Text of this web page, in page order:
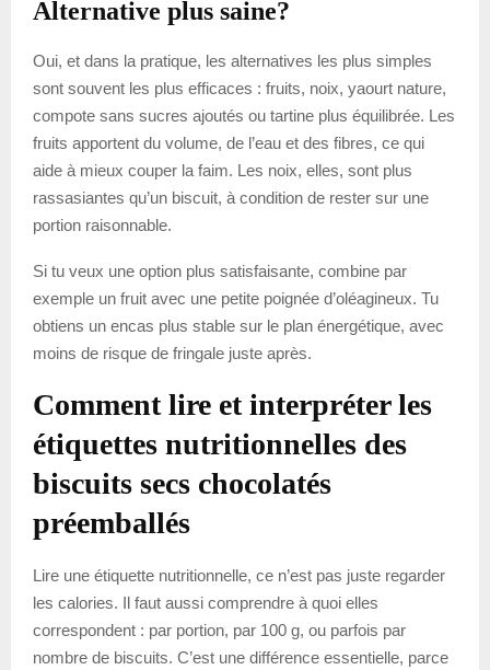
Alternative plus saine?
Oui, et dans la pratique, les alternatives les plus simples
sont souvent les plus efficaces : fruits, noix, yaourt nature,
compote sans sucres ajoutés ou tartine plus équilibrée. Les
fruits apportent du volume, de l’eau et des fibres, ce qui
aide à mieux couper la faim. Les noix, elles, sont plus
rassasiantes qu’un biscuit, à condition de rester sur une
portion raisonnable.
Si tu veux une option plus satisfaisante, combine par
exemple un fruit avec une petite poignée d’oléagineux. Tu
obtiens un encas plus stable sur le plan énergétique, avec
moins de risque de fringale juste après.
Comment lire et interpréter les
étiquettes nutritionnelles des
biscuits secs chocolatés
préemballés
Lire une étiquette nutritionnelle, ce n’est pas juste regarder
les calories. Il faut aussi comprendre à quoi elles
correspondent : par portion, par 100 g, ou parfois par
nombre de biscuits. C’est une différence essentielle, parce